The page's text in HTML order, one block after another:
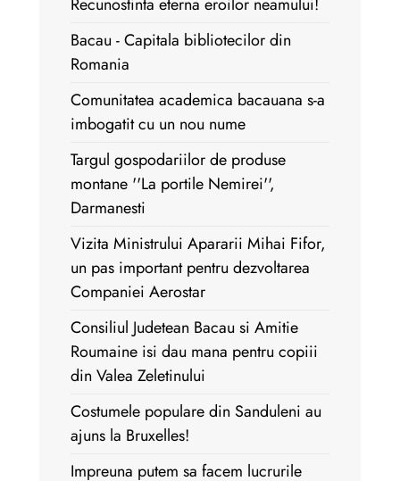
Bacau - Capitala bibliotecilor din
Romania
Comunitatea academica bacauana s-a
imbogatit cu un nou nume
Targul gospodariilor de produse
montane ''La portile Nemirei'',
Darmanesti
Vizita Ministrului Apararii Mihai Fifor,
un pas important pentru dezvoltarea
Companiei Aerostar
Consiliul Judetean Bacau si Amitie
Roumaine isi dau mana pentru copiii
din Valea Zeletinului
Costumele populare din Sanduleni au
ajuns la Bruxelles!
Impreuna putem sa facem lucrurile